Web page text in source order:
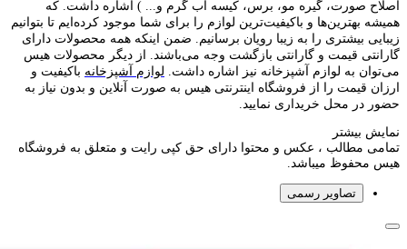
اصلاح صورت، گیره مو، برس، کیسه آب گرم و... ) اشاره داشت. که
همیشه بهترین‌ها و باکیفیت‌ترین لوازم را برای شما موجود کرده‌ایم تا بتوانیم
زیبایی بیشتری را به زیبا رویان برسانیم. ضمن اینکه همه محصولات دارای
گارانتی قیمت و گارانتی بازگشت وجه می‌باشند. از دیگر محصولات هیس
می‌توان به لوازم آشپزخانه نیز اشاره داشت. لوازم آشپزخانه باکیفیت و
ارزان قیمت را از فروشگاه اینترنتی هیس به صورت آنلاین و بدون نیاز به
حضور در محل خریداری نمایید.
نمایش بیشتر
تمامی مطالب ، عکس و محتوا دارای حق کپی رایت و متعلق به فروشگاه
هیس محفوظ میباشد.
تصاویر رسمی